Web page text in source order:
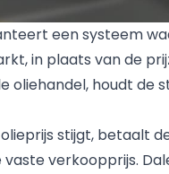
een systeem
in plaats van de
oliehandel, houdt de
stijgt, betaalt
vaste verkoopprijs.